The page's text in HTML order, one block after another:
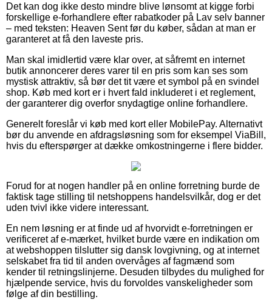
Det kan dog ikke desto mindre blive lønsomt at kigge forbi
forskellige e-forhandlere efter rabatkoder på Lav selv banner
– med teksten: Heaven Sent før du køber, sådan at man er
garanteret at få den laveste pris.
Man skal imidlertid være klar over, at såfremt en internet
butik annoncerer deres varer til en pris som kan ses som
mystisk attraktiv, så bør det tit være et symbol på en svindel
shop. Køb med kort er i hvert fald inkluderet i et reglement,
der garanterer dig overfor snydagtige online forhandlere.
Generelt foreslår vi køb med kort eller MobilePay. Alternativt
bør du anvende en afdragsløsning som for eksempel ViaBill,
hvis du efterspørger at dække omkostningerne i flere bidder.
Forud for at nogen handler på en online forretning burde de
faktisk tage stilling til netshoppens handelsvilkår, dog er det
uden tvivl ikke videre interessant.
En nem løsning er at finde ud af hvorvidt e-forretningen er
verificeret af e-mærket, hvilket burde være en indikation om
at webshoppen tilslutter sig dansk lovgivning, og at internet
selskabet fra tid til anden overvåges af fagmænd som
kender til retningslinjerne. Desuden tilbydes du mulighed for
hjælpende service, hvis du forvoldes vanskeligheder som
følge af din bestilling.